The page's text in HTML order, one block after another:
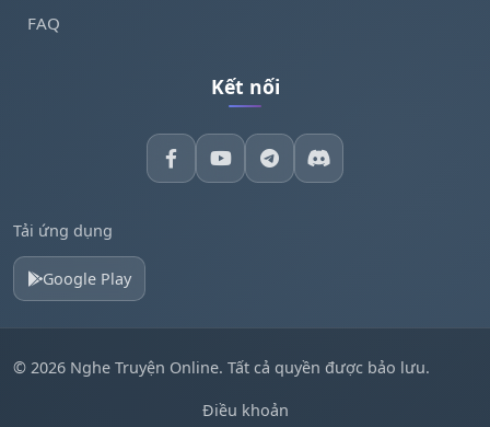
FAQ
Kết nối
Tải ứng dụng
Google Play
© 2026 Nghe Truyện Online. Tất cả quyền được bảo lưu.
Điều khoản